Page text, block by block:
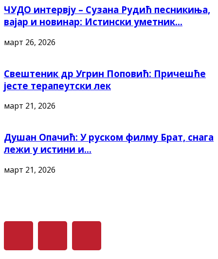
ЧУДО интервју – Сузана Рудић песникиња,
вајар и новинар: Истински уметник...
март 26, 2026
Свештеник др Угрин Поповић: Причешће
јесте терапеутски лек
март 21, 2026
Душан Опачић: У руском филму Брат, снага
лежи у истини и...
март 21, 2026